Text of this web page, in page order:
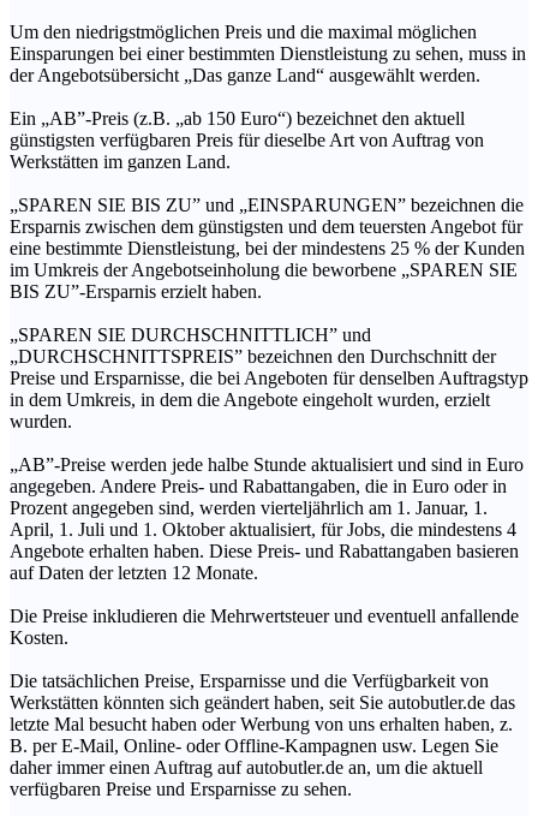
Um den niedrigstmöglichen Preis und die maximal möglichen
Einsparungen bei einer bestimmten Dienstleistung zu sehen, muss in
der Angebotsübersicht „Das ganze Land“ ausgewählt werden.
Ein „AB”-Preis (z.B. „ab 150 Euro“) bezeichnet den aktuell
günstigsten verfügbaren Preis für dieselbe Art von Auftrag von
Werkstätten im ganzen Land.
„SPAREN SIE BIS ZU” und „EINSPARUNGEN” bezeichnen die
Ersparnis zwischen dem günstigsten und dem teuersten Angebot für
eine bestimmte Dienstleistung, bei der mindestens 25 % der Kunden
im Umkreis der Angebotseinholung die beworbene „SPAREN SIE
BIS ZU”-Ersparnis erzielt haben.
„SPAREN SIE DURCHSCHNITTLICH” und
„DURCHSCHNITTSPREIS” bezeichnen den Durchschnitt der
Preise und Ersparnisse, die bei Angeboten für denselben Auftragstyp
in dem Umkreis, in dem die Angebote eingeholt wurden, erzielt
wurden.
„AB”-Preise werden jede halbe Stunde aktualisiert und sind in Euro
angegeben. Andere Preis- und Rabattangaben, die in Euro oder in
Prozent angegeben sind, werden vierteljährlich am 1. Januar, 1.
April, 1. Juli und 1. Oktober aktualisiert, für Jobs, die mindestens 4
Angebote erhalten haben. Diese Preis- und Rabattangaben basieren
auf Daten der letzten 12 Monate.
Die Preise inkludieren die Mehrwertsteuer und eventuell anfallende
Kosten.
Die tatsächlichen Preise, Ersparnisse und die Verfügbarkeit von
Werkstätten könnten sich geändert haben, seit Sie autobutler.de das
letzte Mal besucht haben oder Werbung von uns erhalten haben, z.
B. per E-Mail, Online- oder Offline-Kampagnen usw. Legen Sie
daher immer einen Auftrag auf autobutler.de an, um die aktuell
verfügbaren Preise und Ersparnisse zu sehen.